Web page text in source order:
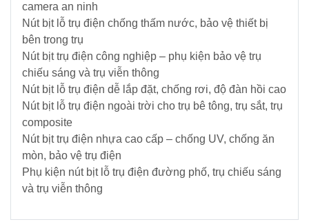
camera an ninh
Nút bịt lỗ trụ điện chống thấm nước, bảo vệ thiết bị
bên trong trụ
Nút bịt trụ điện công nghiệp – phụ kiện bảo vệ trụ
chiếu sáng và trụ viễn thông
Nút bịt lỗ trụ điện dễ lắp đặt, chống rơi, độ đàn hồi cao
Nút bịt lỗ trụ điện ngoài trời cho trụ bê tông, trụ sắt, trụ
composite
Nút bịt trụ điện nhựa cao cấp – chống UV, chống ăn
mòn, bảo vệ trụ điện
Phụ kiện nút bịt lỗ trụ điện đường phố, trụ chiếu sáng
và trụ viễn thông